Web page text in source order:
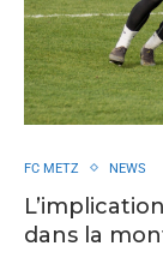
FC METZ NEWS
dans la